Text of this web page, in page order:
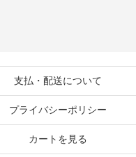
支払・配送について
プライバシーポリシー
カートを見る